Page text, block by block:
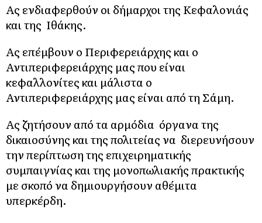
Ας ενδιαφερθούν οι δήμαρχοι της Κεφαλονιάς
και της Ιθάκης.
Ας επέμβουν ο Περιφερειάρχης και ο
Αντιπεριφερειάρχης μας που είναι
κεφαλλονίτες και μάλιστα ο
Αντιπεριφερειάρχης μας είναι από τη Σάμη.
Ας ζητήσουν από τα αρμόδια όργανα της
δικαιοσύνης και της πολιτείας να διερευνήσουν
την περίπτωση της επιχειρηματικής
συμπαιγνίας και της μονοπωλιακής πρακτικής
με σκοπό να δημιουργήσουν αθέμιτα
υπερκέρδη.